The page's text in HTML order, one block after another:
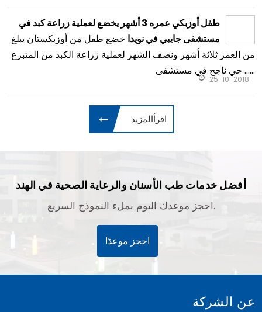
طفل أوزبكي عمره 3 أشهر يخضع لعملية زراعة كبد في
مستشفى جايبي في نويدا خضع طفل من أوزبكستان يبلغ
من العمر ثلاثة أشهر ونصف الشهر لعملية زراعة الكبد من المتبرع
حي ناجح في مستشفى ......
25-10-2018
اقرأالمزيد
أفضل خدمات طب الأسنان والرعاية الصحية في الهند
احجز موعدك اليوم بملء النموذج السريع.
احجز موعدًا
عن الشركة